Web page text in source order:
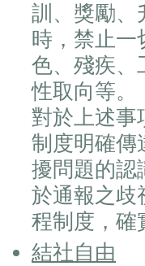
訓、獎勵、
時，禁止一
色、殘疾、
性取向等。
對於上述事
制度明確傳
擾問題的認
於通報之歧
程制度，確
結社自由